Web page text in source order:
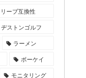
ーブ互換性
ストンゴルフ
ラーメン
ボーケイ
モニタリング